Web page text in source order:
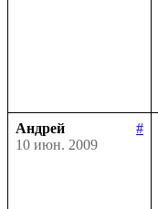
Андрей
#
10 июн. 2009